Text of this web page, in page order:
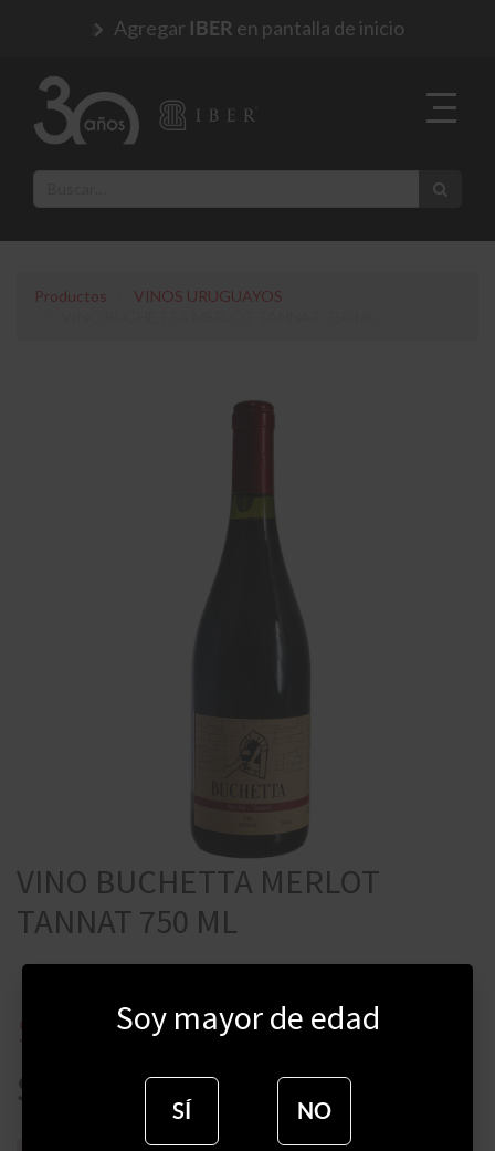
Agregar IBER en pantalla de inicio
Productos
VINOS URUGUAYOS
VINO BUCHETTA MERLOT
TANNAT 750 ML
$ $196
$
Soy mayor de edad
SÍ NO